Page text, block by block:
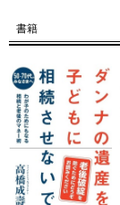
【第8回】 二次相
き理由2016/12/
書籍